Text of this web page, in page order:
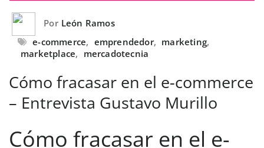
Por León Ramos
e-commerce, emprendedor, marketing,
marketplace, mercadotecnia
Cómo fracasar en el e-commerce
– Entrevista Gustavo Murillo
Cómo fracasar en el e-